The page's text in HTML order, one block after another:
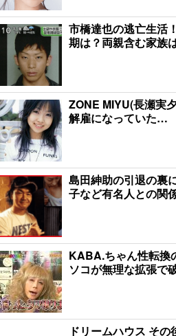
市橋達也の逃亡生活
期は？両親含む家族
ZONE MIYU(長瀬実
解雇になっていた…
島田紳助の引退の裏
子など有名人との関
KABA.ちゃん性転換
ソコが無理な拡張で
ドリームハウス そ